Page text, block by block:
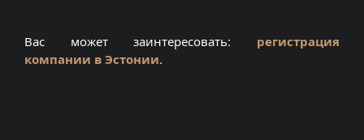
Вас может заинтересовать: регистрация
компании в Эстонии.